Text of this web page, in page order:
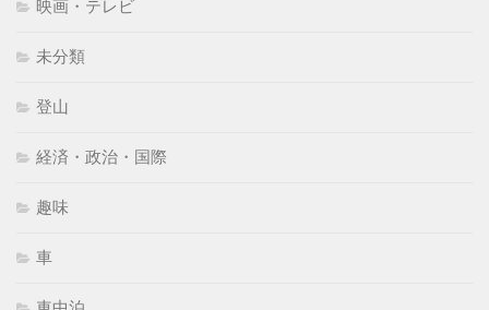
映画・テレビ
未分類
登山
経済・政治・国際
趣味
車